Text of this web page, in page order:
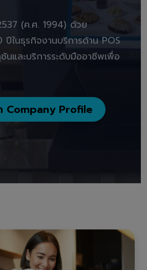
(ค.ศ. 1994) ด้วย
ในธุรกิจงานบริการด้าน POS
นและบริการระดับมืออาชีพเพื่อ
Company Profile